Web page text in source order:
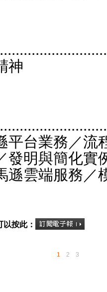
神
平台業務／流
發明與簡化實
遜雲端服務／
按此：
1 2 3